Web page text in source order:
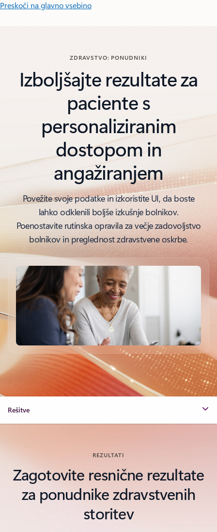
Preskoči na glavno vsebino
ZDRAVSTVO: PONUDNIKI
Izboljšajte rezultate za
paciente s
personaliziranim
dostopom in
angažiranjem
Povežite svoje podatke in izkoristite UI, da boste
lahko odklenili boljše izkušnje bolnikov.
Poenostavite rutinska opravila za večje zadovoljstvo
bolnikov in preglednost zdravstvene oskrbe.
Rešitve
REZULTATI
Zagotovite resnične rezultate
za ponudnike zdravstvenih
storitev